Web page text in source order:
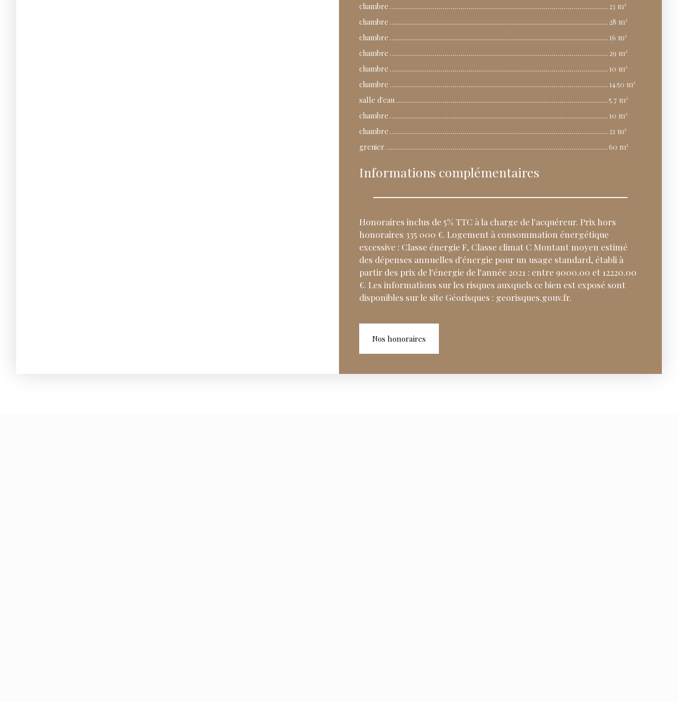
chambre
23 m²
chambre
28 m²
chambre
16 m²
chambre
29 m²
chambre
10 m²
chambre
14.50 m²
salle d'eau
5.7 m²
chambre
10 m²
chambre
21 m²
grenier
60 m²
Informations complémentaires
Honoraires inclus de 5% TTC à la charge de l'acquéreur. Prix hors
honoraires 335 000 €. Logement à consommation énergétique
excessive : Classe énergie F, Classe climat C Montant moyen estimé
des dépenses annuelles d'énergie pour un usage standard, établi à
partir des prix de l'énergie de l'année 2021 : entre 9000.00 et 12220.00
€. Les informations sur les risques auxquels ce bien est exposé sont
disponibles sur le site Géorisques : georisques.gouv.fr.
Nos honoraires